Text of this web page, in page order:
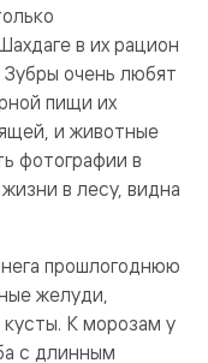
в их рацион
Зубры очень любят
пищи их
и животные
фотографии в
в лесу, видна
прошлогоднюю
желуди,
К морозам у
с длинным